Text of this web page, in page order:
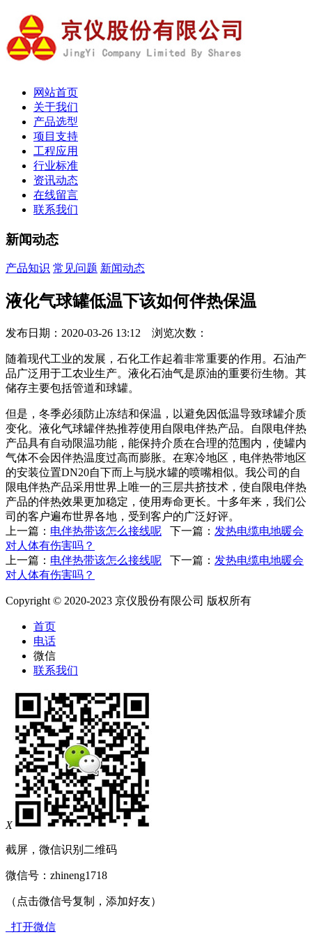
网站首页
关于我们
产品选型
项目支持
工程应用
行业标准
资讯动态
在线留言
联系我们
新闻动态
产品知识 常见问题 新闻动态
液化气球罐低温下该如何伴热保温
发布日期：2020-03-26 13:12 浏览次数：
随着现代工业的发展，石化工作起着非常重要的作用。石油产
品广泛用于工农业生产。液化石油气是原油的重要衍生物。其
储存主要包括管道和球罐。
但是，冬季必须防止冻结和保温，以避免因低温导致球罐介质
变化。液化气球罐伴热推荐使用自限电伴热产品。自限电伴热
产品具有自动限温功能，能保持介质在合理的范围内，使罐内
气体不会因伴热温度过高而膨胀。在寒冷地区，电伴热带地区
的安装位置DN20自下而上与脱水罐的喷嘴相似。我公司的自
限电伴热产品采用世界上唯一的三层共挤技术，使自限电伴热
产品的伴热效果更加稳定，使用寿命更长。十多年来，我们公
司的客户遍布世界各地，受到客户的广泛好评。
上一篇： 电伴热带该怎么接线呢 下一篇： 发热电缆电地暖会
对人体有伤害吗？
上一篇： 电伴热带该怎么接线呢 下一篇： 发热电缆电地暖会
对人体有伤害吗？
Copyright © 2020-2023 京仪股份有限公司 版权所有
首页
电话
微信
联系我们
X
截屏，微信识别二维码
微信号： zhineng1718
（点击微信号复制，添加好友）
打开微信